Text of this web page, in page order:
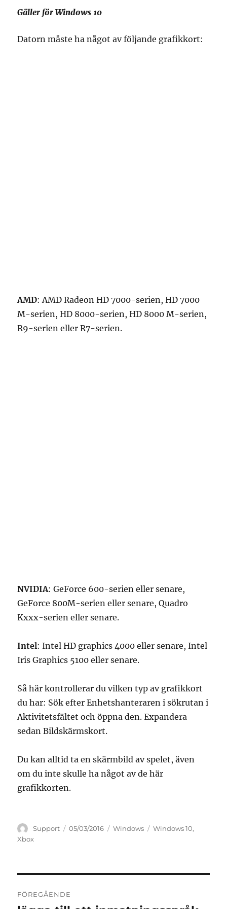
Gäller för Windows 10
Datorn måste ha något av följande grafikkort:
AMD: AMD Radeon HD 7000-serien, HD 7000
M-serien, HD 8000-serien, HD 8000 M-serien,
R9-serien eller R7-serien.
NVIDIA: GeForce 600-serien eller senare,
GeForce 800M-serien eller senare, Quadro
Kxxx-serien eller senare.
Intel: Intel HD graphics 4000 eller senare, Intel
Iris Graphics 5100 eller senare.
Så här kontrollerar du vilken typ av grafikkort
du har: Sök efter Enhetshanteraren i sökrutan i
Aktivitetsfältet och öppna den. Expandera
sedan Bildskärmskort.
Du kan alltid ta en skärmbild av spelet, även
om du inte skulle ha något av de här
grafikkorten.
Författare
Support
Publicerat
05/03/2016 Kategorier
Windows Etiketter
Windows 10,
Xbox
FÖREGÅENDE